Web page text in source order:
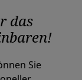
das
Sie